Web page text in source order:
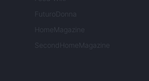
FuturoDonna
HomeMagazine
SecondHomeMagazine